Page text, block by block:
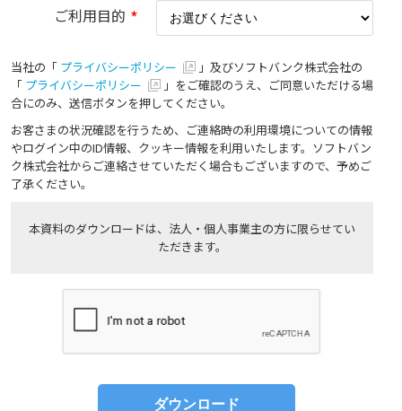
ご利用目的 *
当社の「 プライバシーポリシー
」及びソフトバンク株式会社の
「 プライバシーポリシー
」をご確認のうえ、ご同意いただける場
合にのみ、送信ボタンを押してください。
お客さまの状況確認を行うため、ご連絡時の利用環境についての情報
やログイン中のID情報、クッキー情報を利用いたします。ソフトバン
ク株式会社からご連絡させていただく場合もございますので、予めご
了承ください。
本資料のダウンロードは、法人・個人事業主の方に限らせてい
ただきます。